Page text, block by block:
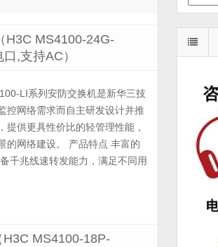
H3C MS4100-24G-
,支持AC）
LI系列安防交换机是新华三技
控网络需求而自主研发设计并推
供更具性价比的轻管理性能，
的网络建设。 产品特点 丰富的
千兆线速转发能力，满足不同用
MS4100-18P-